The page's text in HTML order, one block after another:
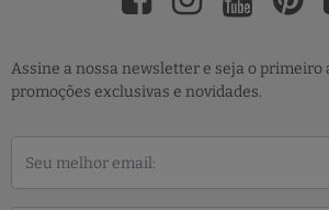
Assine a nossa newsletter e seja o primeiro
promoções exclusivas e novidades.